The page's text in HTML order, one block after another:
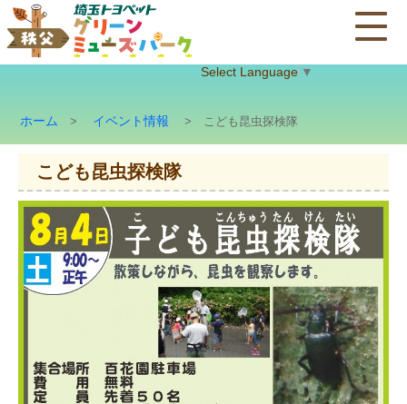
Select Language ▼
ホーム > イベント情報 > こども昆虫探検隊
こども昆虫探検隊